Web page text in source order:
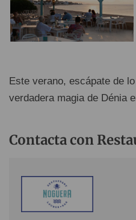
Este verano, escápate de
verdadera magia de Dénia
Contacta con